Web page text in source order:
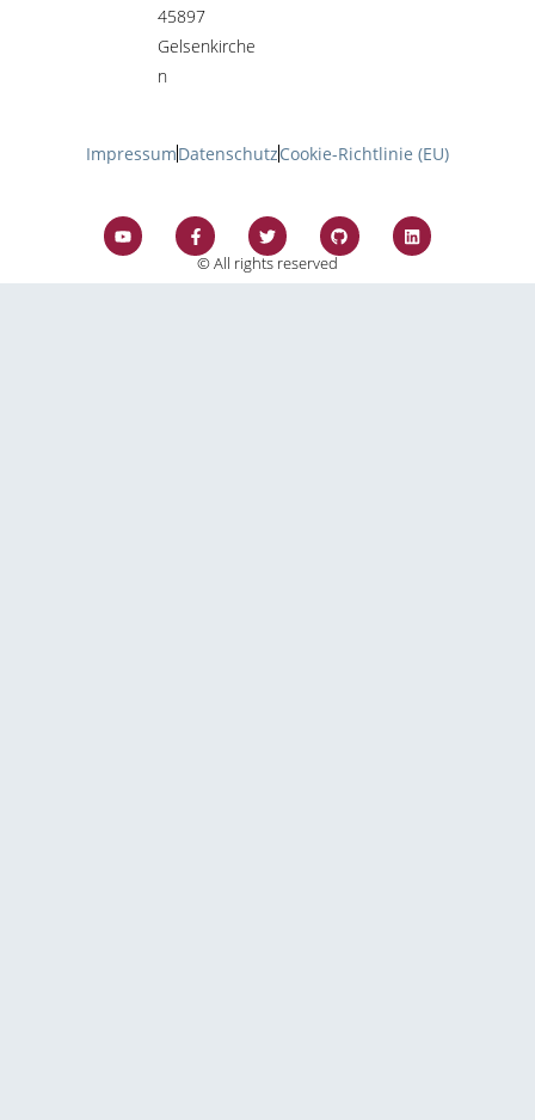
45897
Gelsenkirche
n
ImpressumDatenschutzCookie-Richtlinie (EU)
© All rights reserved